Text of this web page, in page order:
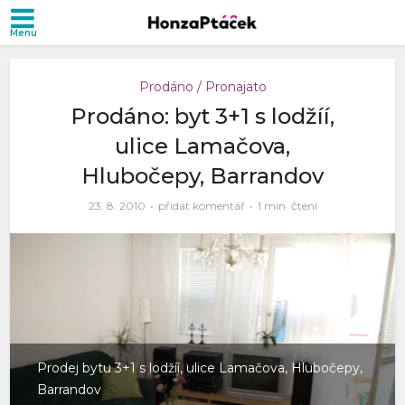
Prodáno / Pronajato
Prodáno: byt 3+1 s lodžíí,
ulice Lamačova,
Hlubočepy, Barrandov
23. 8. 2010 přidat komentář 1 min. čtení
Prodej bytu 3+1 s lodžíí, ulice Lamačova, Hlubočepy,
Barrandov